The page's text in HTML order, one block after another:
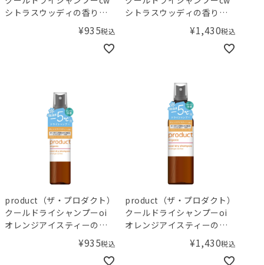
シトラスウッディの香り
¥935税込
シトラスウッディの香り
¥1,430税込
product（ザ・プロダクト）
クールドライシャンプーoi
オレンジアイスティーの香
¥935税込
product（ザ・プロダクト）
クールドライシャンプーoi
オレンジアイスティーの香
¥1,430税込